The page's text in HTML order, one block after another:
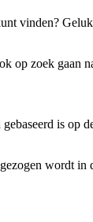
vinden?
zoek gaan
is
wordt